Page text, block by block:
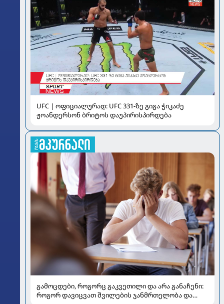
UFC | ოფიციალურად: UFC 331-ზე გიგა ჭიკაძე
ჟოანდერსონ ბრიტოს დაუპირისპირდება
გამოცდები, როგორც გაკვეთილი და არა განაჩენი:
როგორ დავიცვათ შვილების ჯანმრთელობა და